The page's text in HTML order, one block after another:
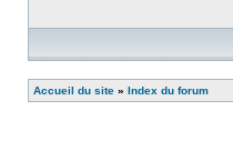
Accueil du site » Index du forum